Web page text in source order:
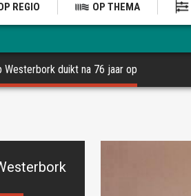
REGIO OP THEMA
Westerbork duikt na 76 jaar op